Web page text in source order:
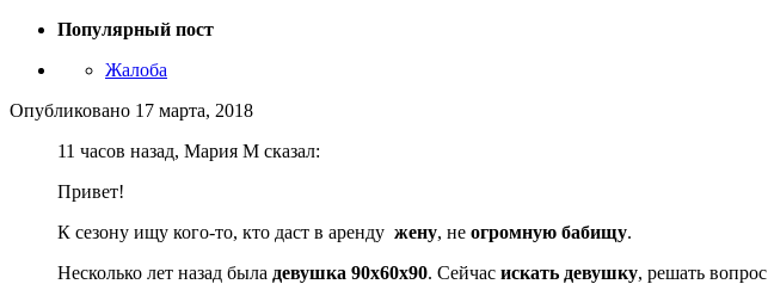
Популярный пост
Жалоба
Опубликовано 17 марта, 2018
11 часов назад, Мария М сказал:
Привет!
К сезону ищу кого-то, кто даст в аренду жену, не огромную бабищу.
Несколько лет назад была девушка 90х60х90. Сейчас искать девушку, решать вопрос